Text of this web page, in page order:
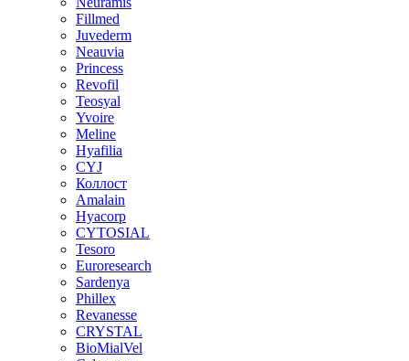
Fillmed
Juvederm
Neauvia
Princess
Revofil
Teosyal
Yvoire
Meline
Hyafilia
CYJ
Коллост
Amalain
Hyacorp
CYTOSIAL
Tesoro
Euroresearch
Sardenya
Phillex
Revanesse
CRYSTAL
BioMialVel